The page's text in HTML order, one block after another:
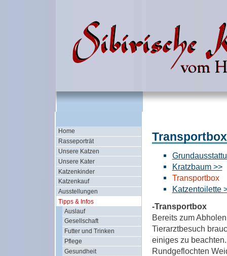
Home
Rasseporträt
Unsere Katzen
Unsere Kater
Katzenkinder
Katzenkauf
Ausstellungen
Tipps & Infos
Auslauf
Gesellschaft
Futter und Trinken
Pflege
Gesundheit
Transportbox
Kratzbaum >>
Transportbox
Katzentoilette
-Transportbox
Bereits zum
Tierarztbesuch
einiges zu beachten.
Rundgeflochten